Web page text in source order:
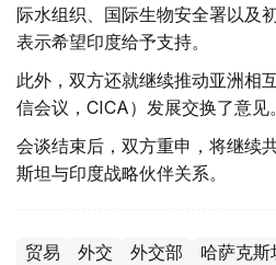
际水组织、国际生物安全署以及
表示希望印度给予支持。
此外，双方还就继续推动亚洲相
信会议，CICA）发展交换了意见。
会谈结束后，双方重申，将继续
斯坦与印度战略伙伴关系。
贸易 外交 外交部 哈萨克斯